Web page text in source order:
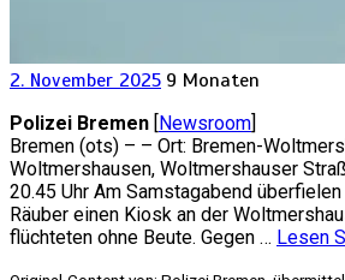
2. November 2025 9 Monaten
Polizei Bremen [Newsroom]
Bremen (ots) – – Ort: Bremen-
Woltmershausen, Woltmershauser
20.45 Uhr Am Samstagabend
Räuber einen Kiosk an der
flüchteten ohne Beute. Gegen … Lesen